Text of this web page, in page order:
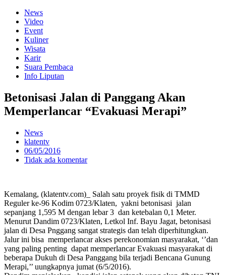
News
Video
Event
Kuliner
Wisata
Karir
Suara Pembaca
Info Liputan
Betonisasi Jalan di Panggang Akan
Memperlancar “Evakuasi Merapi”
News
klatentv
06/05/2016
Tidak ada komentar
Kemalang, (klatentv.com)_ Salah satu proyek fisik di TMMD
Reguler ke-96 Kodim 0723/Klaten, yakni betonisasi jalan
sepanjang 1,595 M dengan lebar 3 dan ketebalan 0,1 Meter.
Menurut Dandim 0723/Klaten, Letkol Inf. Bayu Jagat, betonisasi
jalan di Desa Pnggang sangat strategis dan telah diperhitungkan.
Jalur ini bisa memperlancar akses perekonomian masyarakat, ‘’dan
yang paling penting dapat memperlancar Evakuasi masyarakat di
beberapa Dukuh di Desa Panggang bila terjadi Bencana Gunung
Merapi,’’ uungkapnya jumat (6/5/2016).